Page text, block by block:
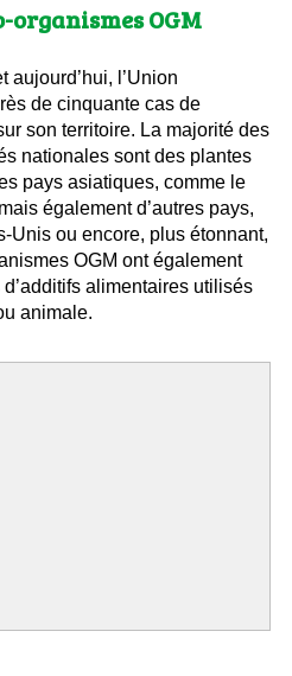
organismes OGM
aujourd’hui, l’Union
de cinquante cas de
son territoire. La majorité des
nationales sont des plantes
pays asiatiques, comme le
également d’autres pays,
Unis ou encore, plus étonnant,
OGM ont également
alimentaires utilisés
animale.